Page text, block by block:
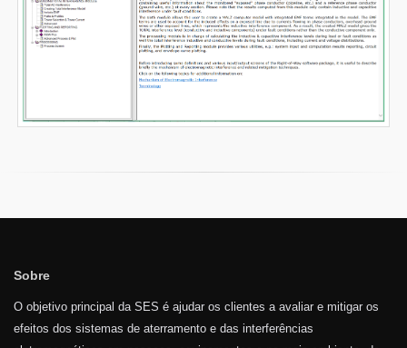
Sobre
O objetivo principal da SES é ajudar os clientes a avaliar e mitigar os
efeitos dos sistemas de aterramento e das interferências